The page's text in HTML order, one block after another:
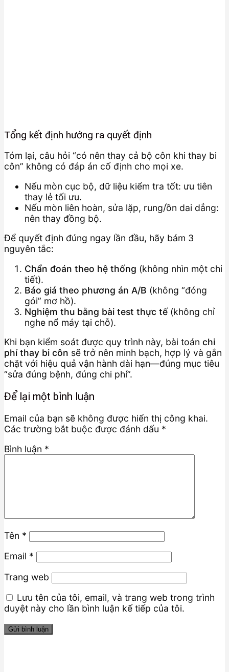
Tổng kết định hướng ra quyết định
Tóm lại, câu hỏi “có nên thay cả bộ côn khi thay bi
côn” không có đáp án cố định cho mọi xe.
Nếu mòn cục bộ, dữ liệu kiểm tra tốt: ưu tiên
thay lẻ tối ưu.
Nếu mòn liên hoàn, sửa lặp, rung/ồn dai dẳng:
nên thay đồng bộ.
Để quyết định đúng ngay lần đầu, hãy bám 3
nguyên tắc:
Chẩn đoán theo hệ thống (không nhìn một chi
tiết).
Báo giá theo phương án A/B (không “đóng
gói” mơ hồ).
Nghiệm thu bằng bài test thực tế(không chỉ
nghe nổ máy tại chỗ).
Khi bạn kiểm soát được quy trình này, bài toán chi
phí thay bi côn sẽ trở nên minh bạch, hợp lý và gắn
chặt với hiệu quả vận hành dài hạn—đúng mục tiêu
“sửa đúng bệnh, đúng chi phí”.
Để lại một bình luận
Email của bạn sẽ không được hiển thị công khai.
Các trường bắt buộc được đánh dấu *
Bình luận *
Tên *
Email *
Trang web
Lưu tên của tôi, email, và trang web trong trình
duyệt này cho lần bình luận kế tiếp của tôi.